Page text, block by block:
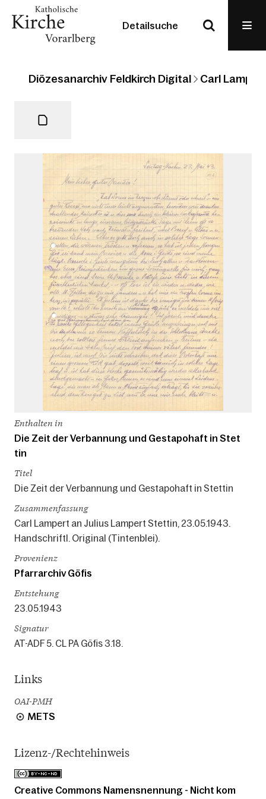
Detailsuche
Diözesanarchiv Feldkirch Digital Carl
Enthalten in
Die Zeit der Verbannung und Gestapohaft in Stet
tin
Titel
Die Zeit der Verbannung und Gestapohaft in Stettin
Zusammenfassung
Carl Lampert an Julius Lampert Stettin, 23.05.1943.
Handschriftl. Original (Tintenblei).
Provenienz
Pfarrarchiv Göfis
Entstehung
23.05.1943
Signatur
AT-ADF 5. CL PA Göfis 3.18.
Links
OAI-PMH
METS
Lizenz-/Rechtehinweis
Creative Commons Namensnennung - Nicht kom